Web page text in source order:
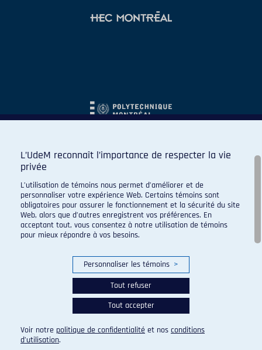
© 2026 Carabins de l'Université de Montréal. Tous droits
réservés.
Paramètres des témoins
L’UdeM reconnaît l’importance de respecter la vie
privée
L’utilisation de témoins nous permet d’améliorer et de
personnaliser votre expérience Web. Certains témoins sont
obligatoires pour assurer le fonctionnement et la sécurité du site
Web, alors que d’autres enregistrent vos préférences. En
acceptant tout, vous consentez à notre utilisation de témoins
pour mieux répondre à vos besoins.
Personnaliser les témoins >
Tout refuser
Tout accepter
Voir notre politique de confidentialité et nos conditions
d’utilisation.